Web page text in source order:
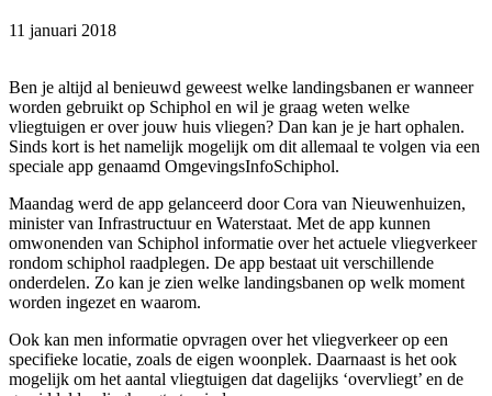
11 januari 2018
Ben je altijd al benieuwd geweest welke landingsbanen er wanneer
worden gebruikt op Schiphol en wil je graag weten welke
vliegtuigen er over jouw huis vliegen? Dan kan je je hart ophalen.
Sinds kort is het namelijk mogelijk om dit allemaal te volgen via een
speciale app genaamd OmgevingsInfoSchiphol.
Maandag werd de app gelanceerd door Cora van Nieuwenhuizen,
minister van Infrastructuur en Waterstaat. Met de app kunnen
omwonenden van Schiphol informatie over het actuele vliegverkeer
rondom schiphol raadplegen. De app bestaat uit verschillende
onderdelen. Zo kan je zien welke landingsbanen op welk moment
worden ingezet en waarom.
Ook kan men informatie opvragen over het vliegverkeer op een
specifieke locatie, zoals de eigen woonplek. Daarnaast is het ook
mogelijk om het aantal vliegtuigen dat dagelijks ‘overvliegt’ en de